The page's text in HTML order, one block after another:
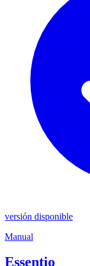
versión disponible
Manual
Essentio